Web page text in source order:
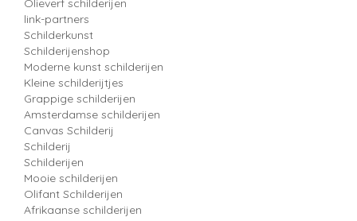
Olieverf schilderijen
link-partners
Schilderkunst
Schilderijenshop
Moderne kunst schilderijen
Kleine schilderijtjes
Grappige schilderijen
Amsterdamse schilderijen
Canvas Schilderij
Schilderij
Schilderijen
Mooie schilderijen
Olifant Schilderijen
Afrikaanse schilderijen